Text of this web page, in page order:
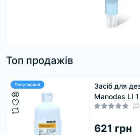
Топ продажів
Популярний
Засіб для
Manodes LI
621 грн